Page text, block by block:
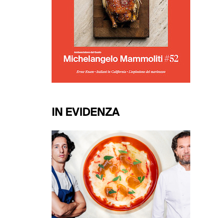
IN EVIDENZA